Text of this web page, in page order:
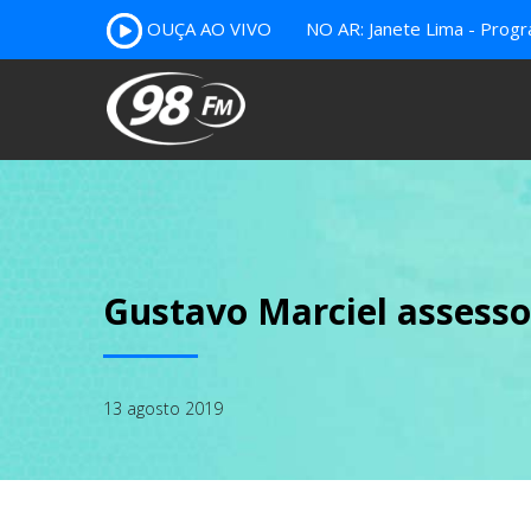
OUÇA AO VIVO NO AR: Janete Lima -
Gustavo Marciel
13 agosto 2019